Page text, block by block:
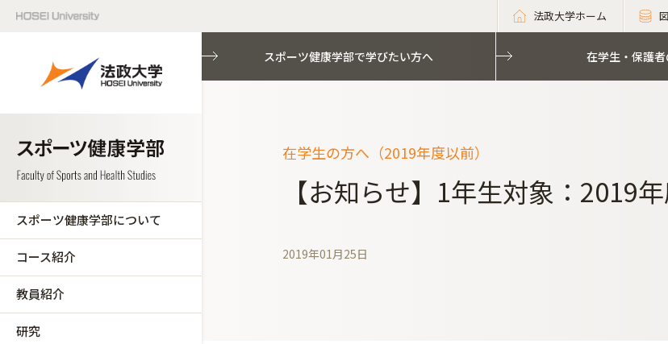
法政大学ホーム
スポーツ健康学部について
コース紹介
教員紹介
研究
スポーツ健康学部で学びたい方へ 在学生・保護
在学生の方へ（2019年度以前）
【お知らせ】1年生対象：2019
2019年01月25日